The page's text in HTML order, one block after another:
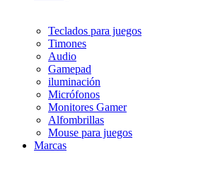
Teclados para juegos
Timones
Audio
Gamepad
iluminación
Micrófonos
Monitores Gamer
Alfombrillas
Mouse para juegos
Marcas